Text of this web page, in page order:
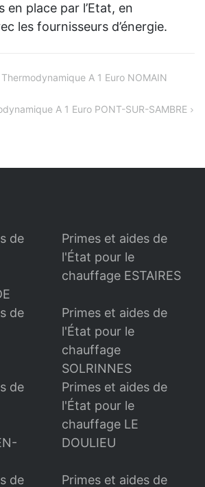
place par l’Etat, en
les fournisseurs d’énergie.
A 1 Euro NOMAIN
A 1 Euro PONT-SUR-SAMBRE
de
Primes et aides de
l'État pour le
chauffage ESTAIRES
de
Primes et aides de
l'État pour le
chauffage
SOLRINNES
de
Primes et aides de
l'État pour le
chauffage LE
DOULIEU
de Primes et aides de